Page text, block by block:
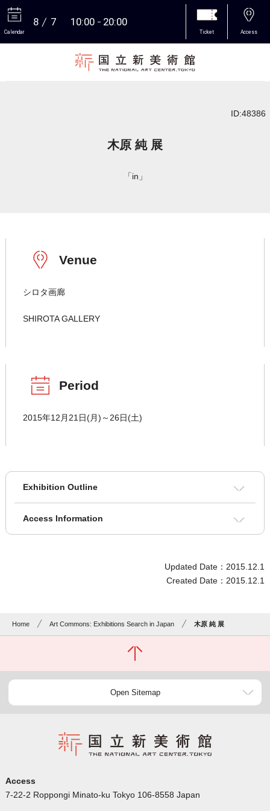
Calendar
8 7 10:00 20:00
Ticket Access
ID:48386
木原 純 展
「in」
Venue
シロタ画廊
SHIROTA GALLERY
Period
2015年12月21日(月)～26日(土)
Exhibition Outline
Access Information
Updated Date：2015.12.1
Created Date：2015.12.1
Home Art Commons: Exhibitions Search in Japan 木原 純 展
Open Sitemap
Access
7-22-2 Roppongi Minato-ku Tokyo 106-8558 Japan